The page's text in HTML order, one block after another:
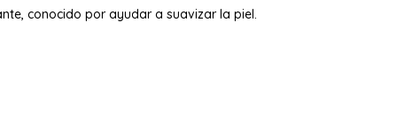
conocido por ayudar a suavizar la piel.